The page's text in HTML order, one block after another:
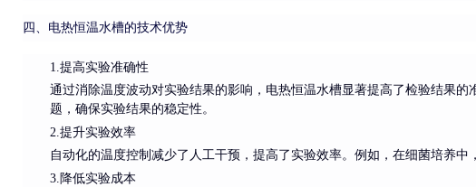
四、电热恒温水槽的技术优势
1.提高实验准确性
通过消除温度波动对实验结果的影响，电热恒温水槽显著提高了检验结果
题，确保实验结果的稳定性。
2.提升实验效率
自动化的温度控制减少了人工干预，提高了实验效率。例如，在细菌培养
3.降低实验成本